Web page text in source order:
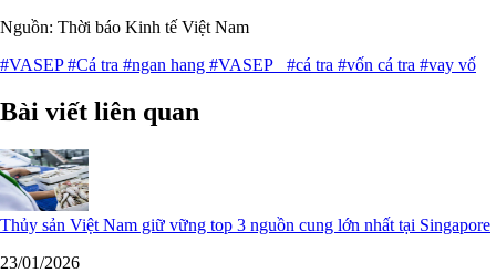
Nguồn: Thời báo Kinh tế Việt Nam
#VASEP#Cá tra #ngan hang #VASEP #cá tra #vốn cá tra #vay vố
Bài viết liên quan
Thủy sản Việt Nam giữ vững top 3 nguồn cung lớn nhất tại Singapore
23/01/2026